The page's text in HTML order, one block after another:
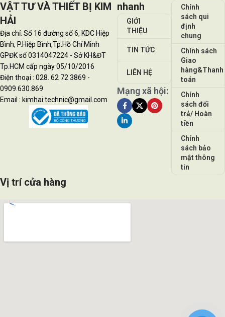
VẬT TƯ VÀ THIẾT BỊ KIM
HẢI
Địa chỉ: Số 16 đường số 6, KDC Hiệp
Bình, P.Hiệp Bình,Tp.Hồ Chí Minh
GPĐK số 0314047224 - Sở KH&ĐT
Tp.HCM cấp ngày 05/10/2016
Điện thoại : 028. 62 72 3869 -
0909.630.869
Email : kimhai.technic@gmail.com
nhanh
GIỚI
THIỆU
TIN TỨC
LIÊN HỆ
Mạng xã hội:
Chính
sách qui
định
chung
Chính sách
Giao
hàng&Thanh
toán
Chính
sách đổi
trả/ Hoàn
tiền
Chính
sách bảo
mật thông
tin
Vị trí cửa hàng